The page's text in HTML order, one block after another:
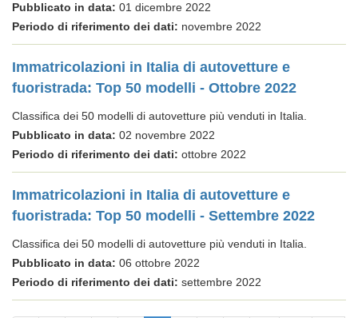
Pubblicato in data: 01 dicembre 2022
Periodo di riferimento dei dati: novembre 2022
Immatricolazioni in Italia di autovetture e
fuoristrada: Top 50 modelli - Ottobre 2022
Classifica dei 50 modelli di autovetture più venduti in Italia.
Pubblicato in data: 02 novembre 2022
Periodo di riferimento dei dati: ottobre 2022
Immatricolazioni in Italia di autovetture e
fuoristrada: Top 50 modelli - Settembre 2022
Classifica dei 50 modelli di autovetture più venduti in Italia.
Pubblicato in data: 06 ottobre 2022
Periodo di riferimento dei dati: settembre 2022